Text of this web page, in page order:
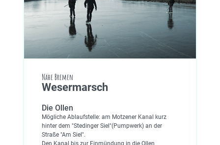
Nähe Bremen
Wesermarsch
Die Ollen
Mögliche Ablaufstelle: am Motzener Kanal kurz
hinter dem "Stedinger Siel"(Pumpwerk) an der
Straße "Am Siel".
Den Kanal bis zur Einmündung in die Ollen